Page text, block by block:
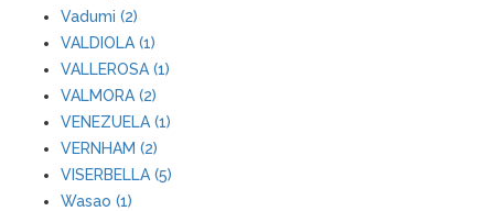
Vadumi (2)
VALDIOLA (1)
VALLEROSA (1)
VALMORA (2)
VENEZUELA (1)
VERNHAM (2)
VISERBELLA (5)
Wasao (1)